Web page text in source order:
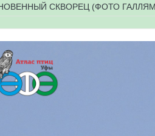
получили имена и кольца
2026» в Республике
— 21-31 мая 2026
лагеря центра олимпиадного
СКВОРЕЦ (ФОТО